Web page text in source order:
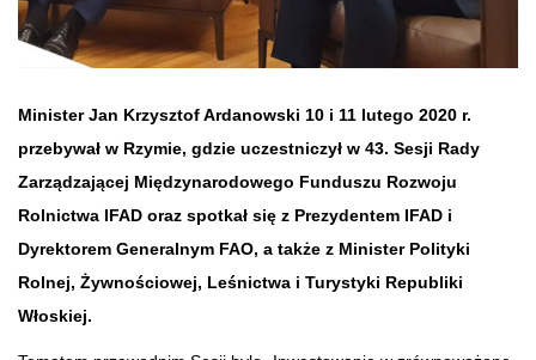
Minister Jan Krzysztof Ardanowski 10 i 11 lutego 2020 r.
przebywał w Rzymie, gdzie uczestniczył w 43. Sesji Rady
Zarządzającej Międzynarodowego Funduszu Rozwoju
Rolnictwa IFAD oraz spotkał się z Prezydentem IFAD i
Dyrektorem Generalnym FAO, a także z Minister Polityki
Rolnej, Żywnościowej, Leśnictwa i Turystyki Republiki
Włoskiej.